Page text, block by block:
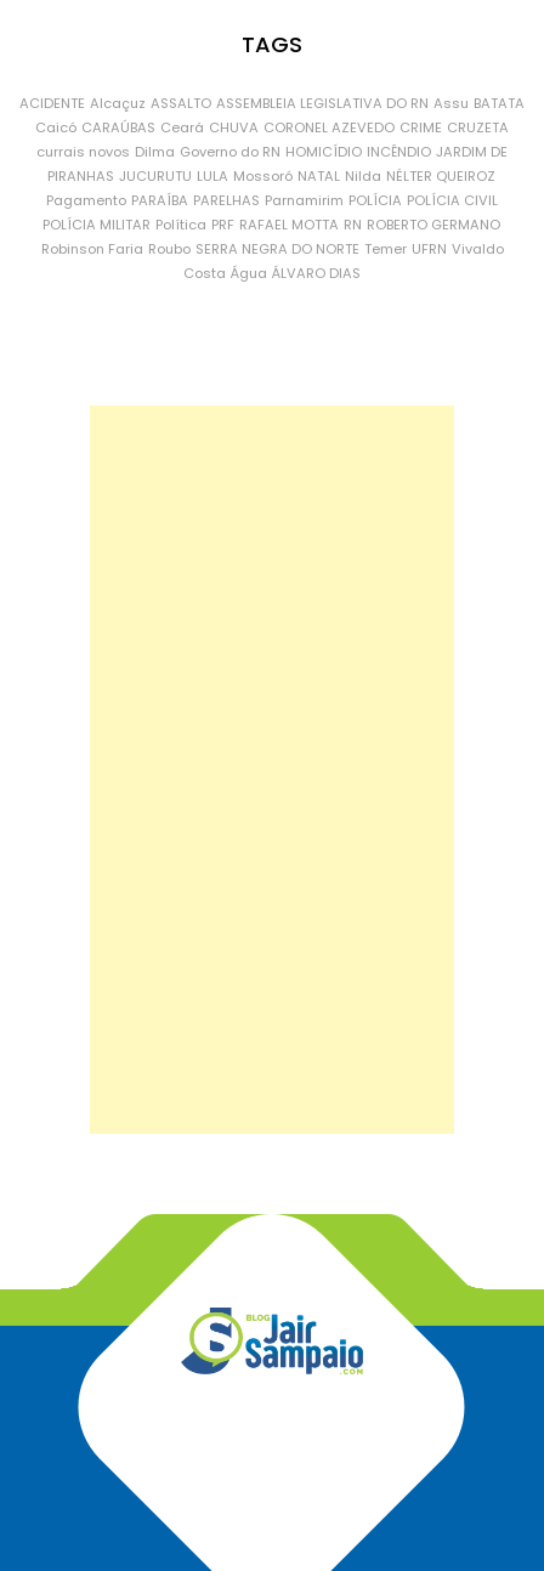
TAGS
ACIDENTE Alcaçuz ASSALTO ASSEMBLEIA LEGISLATIVA DO RN Assu BATATA
Caicó CARAÚBAS Ceará CHUVA CORONEL AZEVEDO CRIME CRUZETA
currais novos Dilma Governo do RN HOMICÍDIO INCÊNDIO JARDIM DE
PIRANHAS JUCURUTU LULA Mossoró NATAL Nilda NÉLTER QUEIROZ
Pagamento PARAÍBA PARELHAS Parnamirim POLÍCIA POLÍCIA CIVIL
POLÍCIA MILITAR Política PRF RAFAEL MOTTA RN ROBERTO GERMANO
Robinson Faria Roubo SERRA NEGRA DO NORTE Temer UFRN Vivaldo
Costa Água ÁLVARO DIAS